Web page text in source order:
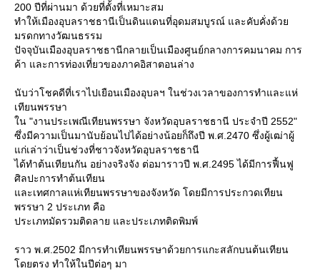
200 ปีที่ผ่านมา ด้วยที่ตั้งที่เหมาะสม
ทำให้เมืองอุบลราชธานีเป็นดินแดนที่อุดมสมบูรณ์ และคับคั่งด้ว
มรดกทางวัฒนธรรม
ปัจจุบันเมืองอุบลราชธานีกลายเป็นเมืองศูนย์กลางการคมนาคม การ
ค้า และการท่องเที่ยวของภาคอิสาตอนล่าง
นับว่าโชคดีที่เราไปเยือนเมืองอุบลฯ ในช่วงเวลาของการทำและแห่
เทียนพรรษา
น "งานประเพณีเทียนพรรษา จังหวัดอุบลราชธานี ประจำปี 2552"
ซึ่งมีความเป็นมานับย้อนไปได้อย่างน้อยก็ถึงปี พ.ศ.2470 ซึ่งผู้เฒ่าผู้
ก่เล่าว่าเป็นช่วงที่ชาวจังหวัดอุบลราชธานี
ได้ทำต้นเทียนกัน อย่างจริงจัง ต่อมาราวปี พ.ศ.2495 ได้มีการฟื้นฟู
ศิลปะการทำต้นเทียน
ละเทศกาลแห่เทียนพรรษาของจังหวัด โดยมีการประกวดเทียน
พรรษา 2 ประเภท คือ
ประเภทมัดรวมติดลาย และประเภทติดพิมพ์
ราว พ.ศ.2502 มีการทำเทียนพรรษาด้วยการแกะสลักบนต้นเทียน
ดยตรง ทำให้ในปีต่อๆ มา